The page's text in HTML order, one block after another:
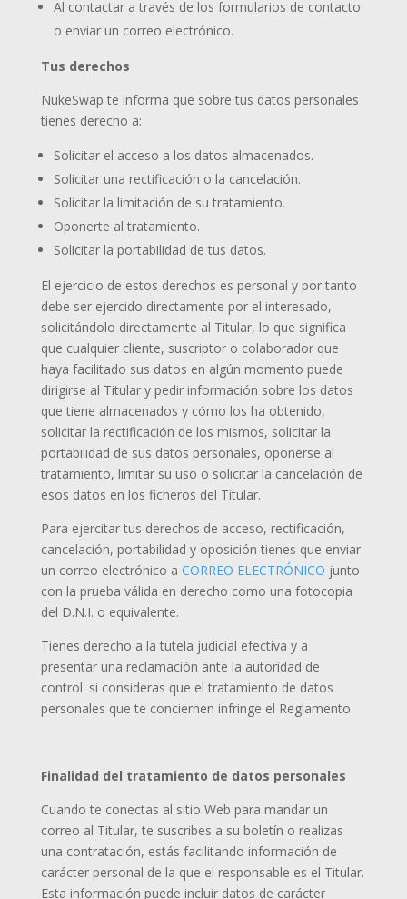
Al contactar a través de los formularios de contacto
o enviar un correo electrónico.
Tus derechos
NukeSwap te informa que sobre tus datos personales
tienes derecho a:
Solicitar el acceso a los datos almacenados.
Solicitar una rectificación o la cancelación.
Solicitar la limitación de su tratamiento.
Oponerte al tratamiento.
Solicitar la portabilidad de tus datos.
El ejercicio de estos derechos es personal y por tanto
debe ser ejercido directamente por el interesado,
solicitándolo directamente al Titular, lo que significa
que cualquier cliente, suscriptor o colaborador que
haya facilitado sus datos en algún momento puede
dirigirse al Titular y pedir información sobre los datos
que tiene almacenados y cómo los ha obtenido,
solicitar la rectificación de los mismos, solicitar la
portabilidad de sus datos personales, oponerse al
tratamiento, limitar su uso o solicitar la cancelación de
esos datos en los ficheros del Titular.
Para ejercitar tus derechos de acceso, rectificación,
cancelación, portabilidad y oposición tienes que enviar
un correo electrónico a CORREO ELECTRÓNICO junto
con la prueba válida en derecho como una fotocopia
del D.N.I. o equivalente.
Tienes derecho a la tutela judicial efectiva y a
presentar una reclamación ante la autoridad de
control. si consideras que el tratamiento de datos
personales que te conciernen infringe el Reglamento.
Finalidad del tratamiento de datos personales
Cuando te conectas al sitio Web para mandar un
correo al Titular, te suscribes a su boletín o realizas
una contratación, estás facilitando información de
carácter personal de la que el responsable es el Titular.
Esta información puede incluir datos de carácter